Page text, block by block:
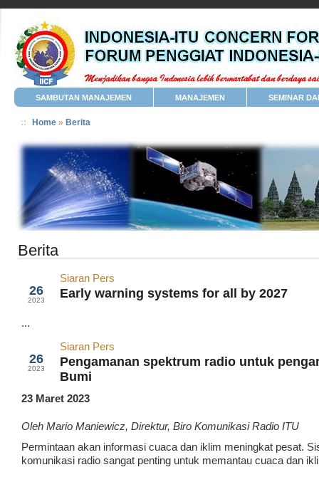
SAMBUTAN MANAJEMEN MANAJEMEN SEMINAR
Home » Berita
Berita
26
2023
Siaran Pers
Early warning systems for all by 2027
...
26
2023
Siaran Pers
Pengamanan spektrum radio untuk
Bumi
23 Maret 2023
Oleh Mario Maniewicz, Direktur, Biro Komunikasi Radio ITU
Permintaan akan informasi cuaca dan iklim meningkat pesat.
komunikasi radio sangat penting untuk memantau cuaca dan